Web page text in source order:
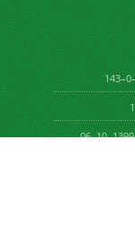
1399-10-06